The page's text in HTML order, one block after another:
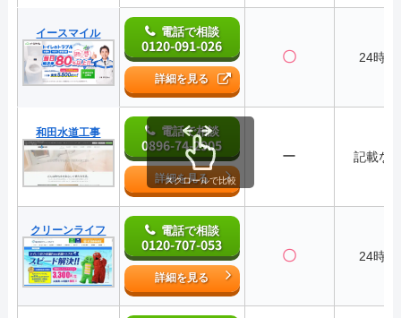
イースマイル 電話で相談
0120-091-026
詳細を見る
〇 24時間
和田水道工事 電話で相談
0896-74-2905
詳細を見る
ー 記載な
クリーンライフ 電話で相談
0120-707-053
詳細を見る
〇 24時間
スクロールで比較